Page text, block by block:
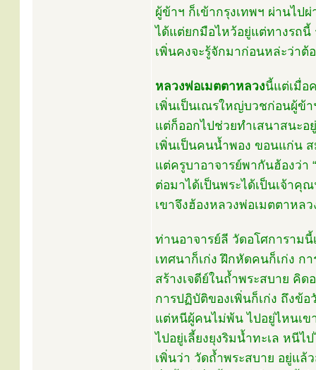
ผู้ข้าฯ ก็เข้ากรุงเทพฯ ผ่านไป
ได้แต่ยกมือไหว้อยู่แต่ทางรถนี้
เพิ่นคงจะรู้จักมาก่อนหล่ะว่าต้
หลวงพ่อเมตตาหลวงนี้แต่เมื่อ
เพิ่นเป็นเณรใหญ่บวชก่อนผู้ข้
แต่ก็ออกไปช่วยทำเสนาสนะอ
เพิ่นเป็นคนน้ำพอง ขอนแก่น ส
แต่ครูบาอาจารย์พากันฮ้องว่า
ต่อมาได้เป็นพระได้เป็นเจ้าคุ
เขาจึงฮ้องหลวงพ่อเมตตาหล
ท่านอาจารย์ลี วัดอโศการาม
เทศนาก็เก่ง ฝึกหัดคนก็เก่ง กา
สร้างเจดีย์ในถ้ำพระสบาย คิด
การปฏิบัติของเพิ่นก็เก่ง ถึงข้
แต่หนีผู้คนไม่พ้น ไปอยู่ไหนเข
ไปอยู่เลี้ยงยุงริมน้ำทะเล หนี
เพิ่นว่า วัดถ้ำพระสบาย อยู่แล้